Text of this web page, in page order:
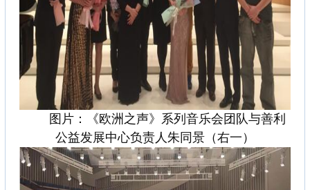
图片：《欧洲之声》系列音乐会团队与善利
公益发展中心负责人朱同景（右一）